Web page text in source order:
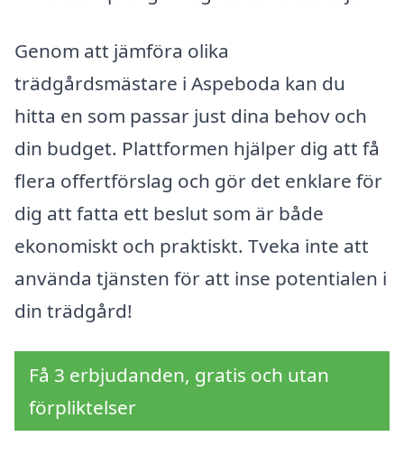
Genom att jämföra olika
trädgårdsmästare i Aspeboda kan du
hitta en som passar just dina behov och
din budget. Plattformen hjälper dig att få
flera offertförslag och gör det enklare för
dig att fatta ett beslut som är både
ekonomiskt och praktiskt. Tveka inte att
använda tjänsten för att inse potentialen i
din trädgård!
Få 3 erbjudanden, gratis och utan
förpliktelser